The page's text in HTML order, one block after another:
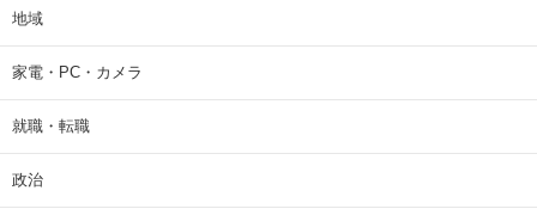
地域
家電・PC・カメラ
就職・転職
政治